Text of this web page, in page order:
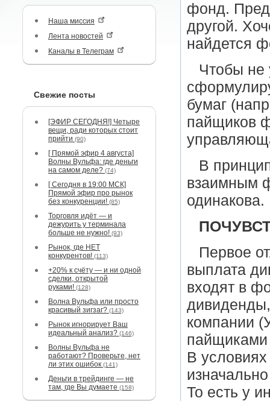
Наша миссия
Лента новостей
Каналы в Телеграм
Свежие посты
[ЭФИР СЕГОДНЯ!] Четыре
вещи, ради которых стоит
прийти (90)
[ Прямой эфир 4 августа]
Волны Вульфа: где деньги
на самом деле? (74)
[ Сегодня в 19:00 МСК]
Прямой эфир про рынок
без конкуренции! (85)
Торговля идёт — и
дежурить у терминала
больше не нужно! (93)
Рынок, где НЕТ
конкурентов! (113)
+20% к счёту — и ни одной
сделки, открытой
руками! (128)
Волна Вульфа или просто
красивый зигзаг? (143)
Рынок игнорирует Ваш
идеальный анализ? (146)
Волны Вульфа не
работают? Проверьте, нет
ли этих ошибок (141)
Деньги в трейдинге — не
там, где Вы думаете (158)
фонд.
другой.
найдется
Чтобы не
бумаг
пайщиков
В
взаимным
Первое
выплата
входят в
компании
пайщиками
В
То есть у